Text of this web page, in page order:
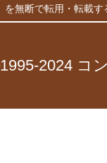
無断で転用・転載
2024 コ